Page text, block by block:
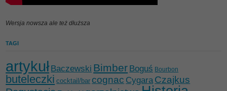
Wersja nowsza ale też dłuższa
TAGI
artykułBaczewski Bimber Boguś Bourbon
buteleczki cocktail/bar cognac CygaraCzajkus